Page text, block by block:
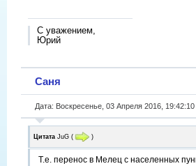
С уважением,
Юрий
Саня
Дата: Воскресенье, 03 Апреля 2016,
Цитата JuG ( )
Т.е. перенос в Мелец с населенных